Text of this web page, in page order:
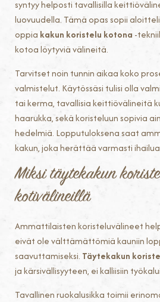
syntyy helposti tavallisilla
luovuudella. Tämä opas sopii
oppia kakun koristelu kotona -
kotoa löytyviä välineitä.
Tarvitset noin tunnin aikaa koko
valmistelut. Käytössäsi tulisi olla
tai kerma, tavallisia keittiövälineitä
haarukka, sekä koristeluun sopivia
hedelmiä. Lopputuloksena saat
kakun, joka herättää varmasti
Miksi täytekakun
kotivälineillä
Ammattilaisten koristeluvälineet
eivät ole välttämättömiä kauniin
saavuttamiseksi. Täytekakun
ja kärsivällisyyteen, ei kalliisiin
Tavallinen ruokalusikka toimii